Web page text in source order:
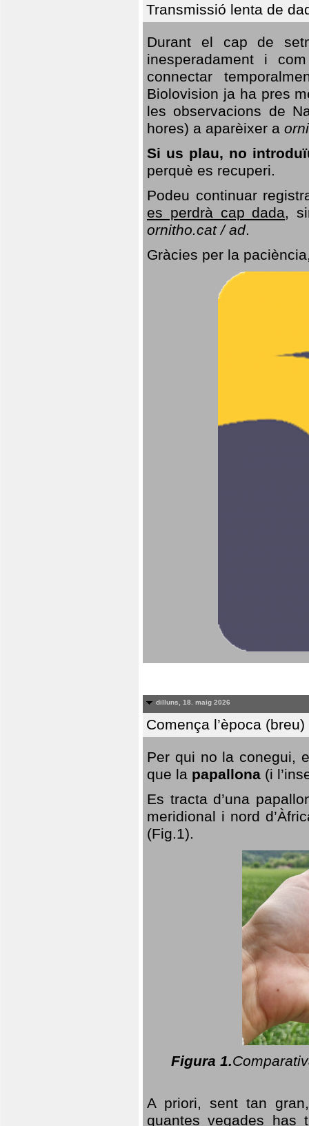
Transmissió lenta de
Durant el cap de
inesperadament i
connectar
Biolovision ja ha pres
les observacions de
hores) a aparèixer a
Si us plau, no
perquè es recuperi.
Podeu continuar
es perdrà cap dada,
ornitho.cat / ad.
Gràcies per la
dilluns, 18. maig 2026
Comença l’època
Per qui no la conegui,
que la papallona (i
Es tracta d’una
meridional i nord
(Fig.1).
Figura 1.
A priori, sent tan
quantes vegades has